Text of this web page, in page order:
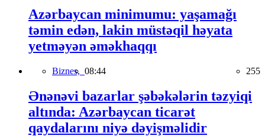
Azərbaycan minimumu: yaşamağı
təmin edən, lakin müstəqil həyata
yetməyən əməkhaqqı
Biznes, 08:44 255
Ənənəvi bazarlar şəbəkələrin təzyiqi
altında: Azərbaycan ticarət
qaydalarını niyə dəyişməlidir